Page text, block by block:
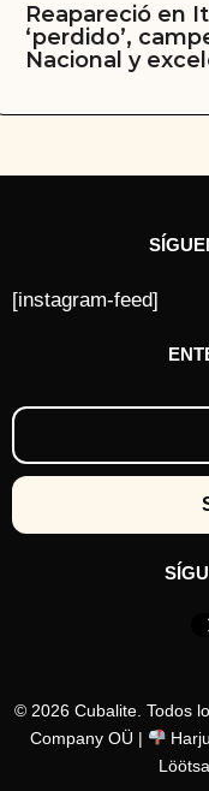
Reapareció en
‘perdido’,
Nacional y
[instagram-feed]
© 2026 Cubalite. Todos
Company OÜ |